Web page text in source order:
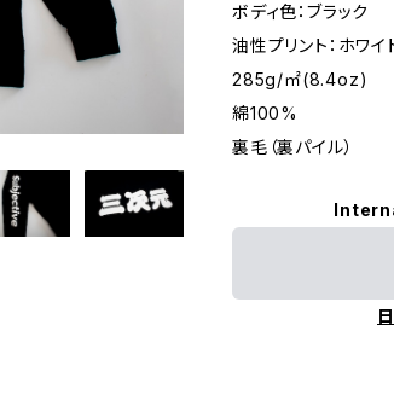
ボディ色：ブラック
油性プリント：ホワイ
285g/㎡(8.4oz)
綿100%
裏毛（裏パイル）